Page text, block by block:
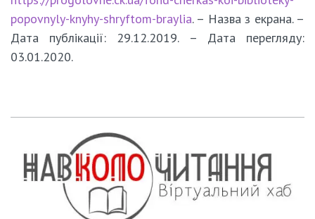
popovnyly-knyhy-shryftom-braylia. – Назва з екрана. –
Дата публікації: 29.12.2019. – Дата перегляду:
03.01.2020.